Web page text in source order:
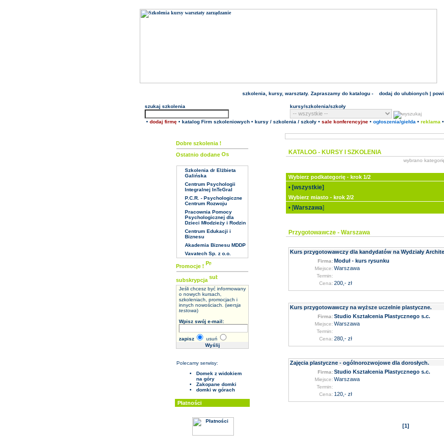
szkolenia kursy, warsztaty. Zapraszamy do katalogu - dodaj do ulubionych |
szukaj szkolenia kursy/szkolenia/szkoły
• dodaj firmę • katalog Firm szkoleniowych • kursy / szkolenia / szkoły • sale konferencyjne • ogłoszenia/giełda • reklama •
Dobre szkolenia !
Ostatnio dodane
Szkolenia dr Elżbieta
Galińska
Centrum Psychologii
Integralnej InTeGral
P.C.R. - Psychologiczne
Centrum Rozwoju
Pracownia Pomocy
Psychologicznej dla
Dzieci Młodzieży i Rodzin
Centrum Edukacji i
Biznesu
Akademia Biznesu MDDP
Vavatech Sp. z o.o.
Promocje !
subskrypcja
Jeśli chcesz być informowany
o nowych kursach,
szkoleniach, promocjach i
innych nowościach. (wersja
testowa)
Wpisz swój e-mail:
zapisz usuń
Polecamy serwisy:
Domek z widokiem
na góry
Zakopane domki
domki w górach
Płatności
KATALOG - KURSY I SZKOLENIA
wybrano
Wybierz podkategorię - krok 1/2
• [wszystkie]
Wybierz miasto - krok 2/2
• [Warszawa]
Przygotowawcze - Warszawa
Kurs przygotowawczy dla kandydatów na Wydziały
Firma:Moduł - kurs rysunku
Miejsce: Warszawa
Termin:
Cena: 200 ,- zł
Kurs przygotowawczy na wyższe uczelnie plastyczne.
Firma:Studio Kształcenia Plastycznego s.c.
Miejsce: Warszawa
Termin:
Cena: 280 ,- zł
Zajęcia plastyczne - ogólnorozwojowe dla dorosłych.
Firma:Studio Kształcenia Plastycznego s.c.
Miejsce: Warszawa
Termin:
Cena: 120 ,- zł
[1]